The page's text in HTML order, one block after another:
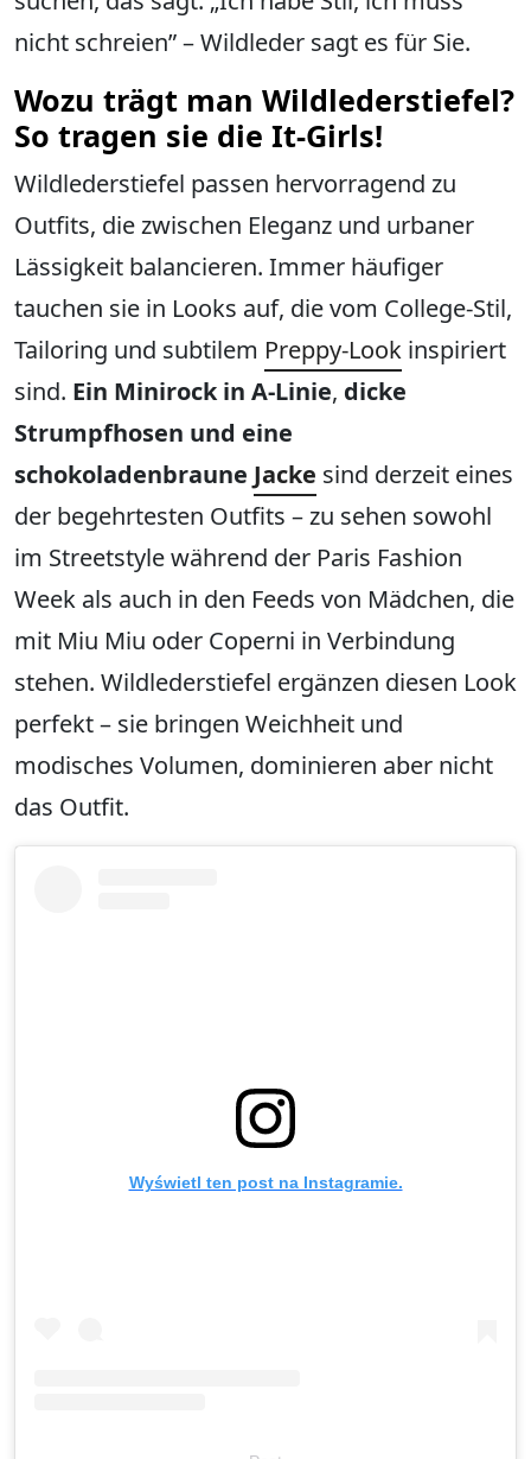
nicht schreien” – Wildleder sagt es für Sie.
Wozu trägt man Wildlederstiefel?
So tragen sie die It-Girls!
Wildlederstiefel passen hervorragend zu
Outfits, die zwischen Eleganz und urbaner
Lässigkeit balancieren. Immer häufiger
tauchen sie in Looks auf, die vom College-Stil,
Tailoring und subtilem Preppy-Look inspiriert
sind. Ein Minirock in A-Linie, dicke
Strumpfhosen und eine
schokoladenbraune Jacke sind derzeit eines
der begehrtesten Outfits – zu sehen sowohl
im Streetstyle während der Paris Fashion
Week als auch in den Feeds von Mädchen, die
mit Miu Miu oder Coperni in Verbindung
stehen. Wildlederstiefel ergänzen diesen Look
perfekt – sie bringen Weichheit und
modisches Volumen, dominieren aber nicht
das Outfit.
Wyświetl ten post na Instagramie.